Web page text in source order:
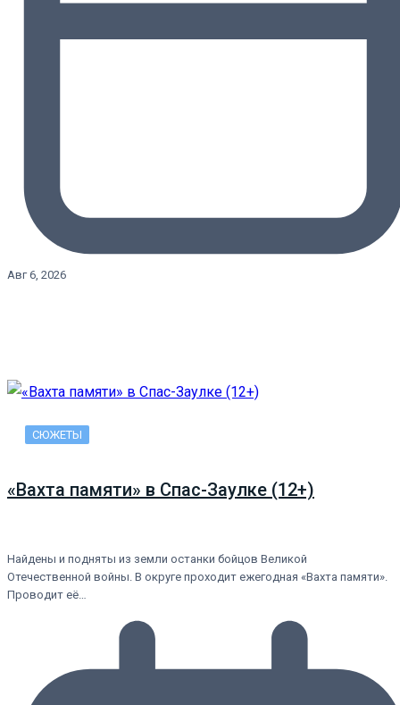
Авг 6, 2026
СЮЖЕТЫ
«Вахта памяти» в Спас-Заулке (12+)
Найдены и подняты из земли останки бойцов Великой
Отечественной войны. В округе проходит ежегодная «Вахта памяти».
Проводит её…